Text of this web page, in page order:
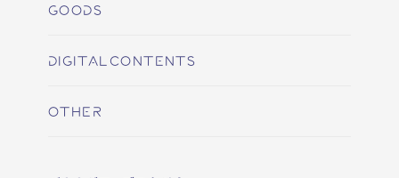
GOODS
DIGITALCONTENTS
OTHER